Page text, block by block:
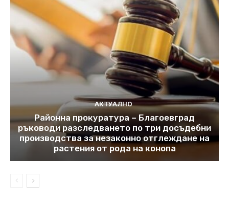
АКТУАЛНО
Районна прокуратура – Благоевград
ръководи разследването по три досъдебни
производства за незаконно отглеждане на
растения от рода на конопа